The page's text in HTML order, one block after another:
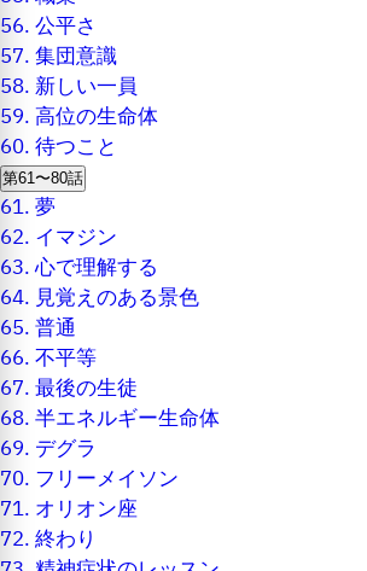
56.公平さ
57.集団意識
58.新しい一員
59.高位の生命体
60.待つこと
第61〜80話
61.夢
62. イマジン
63.心で理解する
64. 見覚えのある景色
65.普通
66.不平等
67.最後の生徒
68.半エネルギー生命体
69. デグラ
70. フリーメイソン
71. オリオン座
72.終わり